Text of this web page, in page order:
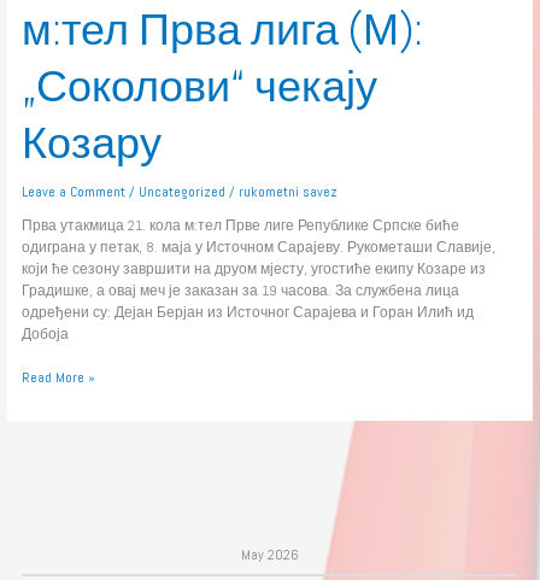
м:тел Прва лига (М):
„Соколови“ чекају
Козару
Leave a Comment / Uncategorized / rukometni savez
Прва утакмица 21. кола м:тел Прве лиге Републике Српске биће
одиграна у петак, 8. маја у Источном Сарајеву. Рукометаши Славије,
који ће сезону завршити на друом мјесту, угостиће екипу Козаре из
Градишке, а овај меч је заказан за 19 часова. За службена лица
одређени су: Дејан Берјан из Источног Сарајева и Горан Илић ид
Добоја
Read More »
May 2026